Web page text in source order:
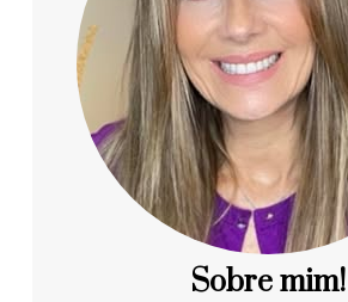
Sobre mim!